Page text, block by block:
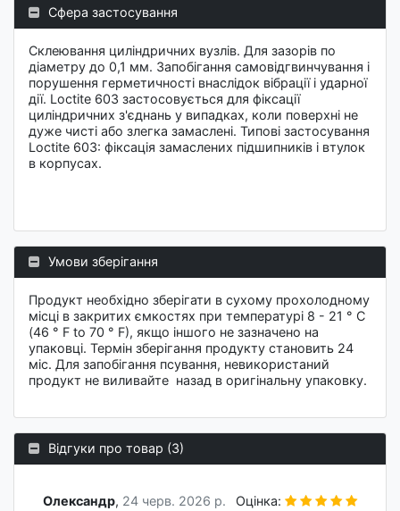
Сфера застосування
Склеювання циліндричних вузлів. Для зазорів по
діаметру до 0,1 мм. Запобігання самовідгвинчування і
порушення герметичності внаслідок вібрації і ударної
дії. Loctite 603 застосовується для фіксації
циліндричних з'єднань у випадках, коли поверхні не
дуже чисті або злегка замаслені. Типові застосування
Loctite 603: фіксація замаслених підшипників і втулок
в корпусах.
Умови зберігання
Продукт необхідно зберігати в сухому прохолодному
місці в закритих ємкостях при температурі 8 - 21 ° C
(46 ° F to 70 ° F), якщо іншого не зазначено на
упаковці. Термін зберігання продукту становить 24
міс. Для запобігання псування, невикористаний
продукт не виливайте назад в оригінальну упаковку.
Відгуки про товар (3)
Оцінка:
Олександр, 24 черв. 2026 р.